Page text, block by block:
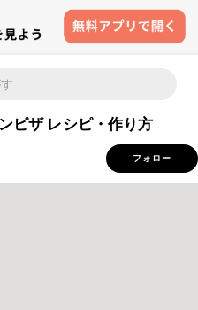
ピザ レシピ・作り方
フォロー